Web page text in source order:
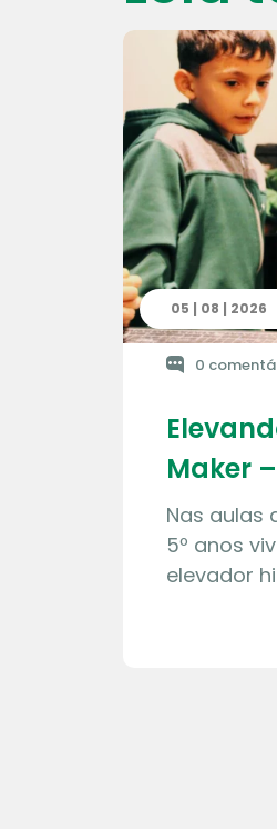
05 | 08 | 2026
0
Maker
Nas aulas
5º anos
elevador